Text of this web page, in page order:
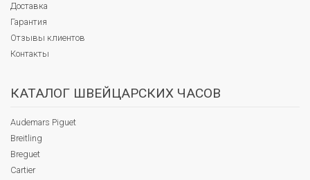
Доставка
Гарантия
Отзывы клиентов
Контакты
КАТАЛОГ ШВЕЙЦАРСКИХ ЧАСОВ
Audemars Piguet
Breitling
Breguet
Cartier